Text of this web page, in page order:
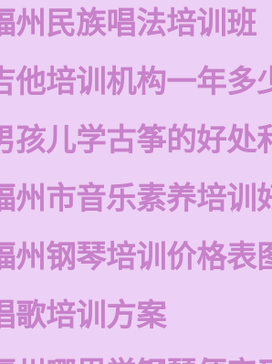
州民族唱法培训班
他培训机构一年多
孩儿学古筝的好处
州市音乐素养培训
州钢琴培训价格表
歌培训方案